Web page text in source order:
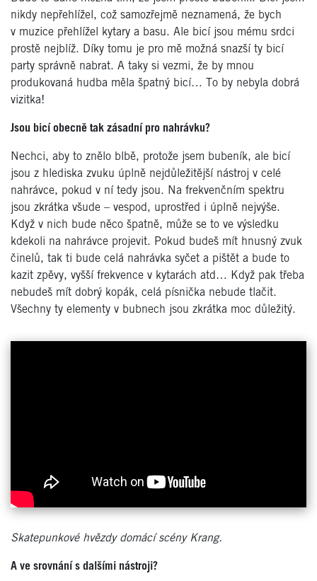
nikdy nepřehlížel, což samozřejmě neznamená, že bych
v muzice přehlížel kytary a basu. Ale bicí jsou mému srdci
prostě nejblíž. Díky tomu je pro mě možná snazší ty bicí
party správně nabrat. A taky si vezmi, že by mnou
produkovaná hudba měla špatný bicí… To by nebyla dobrá
vizitka!
Jsou bicí obecně tak zásadní pro nahrávku?
Nechci, aby to znělo blbě, protože jsem bubeník, ale bicí
jsou z hlediska zvuku úplně nejdůležitější nástroj v celé
nahrávce, pokud v ní tedy jsou. Na frekvenčním spektru
jsou zkrátka všude – vespod, uprostřed i úplně nejvýše.
Když v nich bude něco špatně, může se to ve výsledku
kdekoli na nahrávce projevit. Pokud budeš mít hnusný zvuk
činelů, tak ti bude celá nahrávka syčet a pištět a bude to
kazit zpěvy, vyšší frekvence v kytarách atd… Když pak třeba
nebudeš mít dobrý kopák, celá písnička nebude tlačit.
Všechny ty elementy v bubnech jsou zkrátka moc důležitý.
Skatepunkové hvězdy domácí scény Krang.
A ve srovnání s dalšími nástroji?